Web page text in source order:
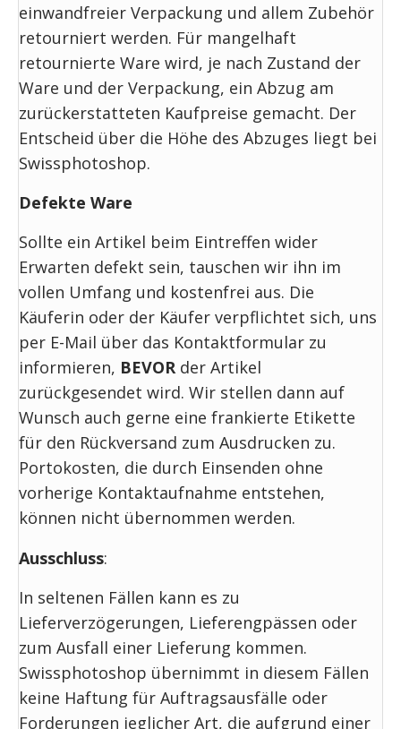
einwandfreier Verpackung und allem Zubehör
retourniert werden. Für mangelhaft
retournierte Ware wird, je nach Zustand der
Ware und der Verpackung, ein Abzug am
zurückerstatteten Kaufpreise gemacht. Der
Entscheid über die Höhe des Abzuges liegt bei
Swissphotoshop.
Defekte Ware
Sollte ein Artikel beim Eintreffen wider
Erwarten defekt sein, tauschen wir ihn im
vollen Umfang und kostenfrei aus. Die
Käuferin oder der Käufer verpflichtet sich, uns
per E-Mail über das Kontaktformular zu
informieren, BEVORder Artikel
zurückgesendet wird. Wir stellen dann auf
Wunsch auch gerne eine frankierte Etikette
für den Rückversand zum Ausdrucken zu.
Portokosten, die durch Einsenden ohne
vorherige Kontaktaufnahme entstehen,
können nicht übernommen werden.
Ausschluss:
In seltenen Fällen kann es zu
Lieferverzögerungen, Lieferengpässen oder
zum Ausfall einer Lieferung kommen.
Swissphotoshop übernimmt in diesem Fällen
keine Haftung für Auftragsausfälle oder
Forderungen jeglicher Art, die aufgrund einer